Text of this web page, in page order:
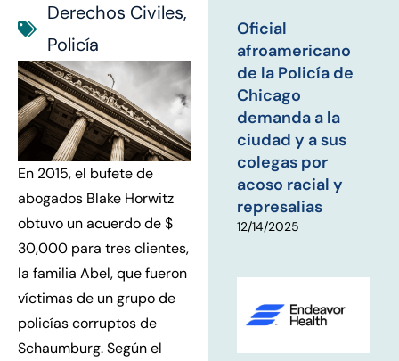
Derechos Civiles,
Policía
En 2015, el bufete de
abogados Blake Horwitz
obtuvo un acuerdo de $
30,000 para tres clientes,
la familia Abel, que fueron
víctimas de un grupo de
policías corruptos de
Schaumburg. Según el
Oficial
afroamericano
de la Policía de
Chicago
demanda a la
ciudad y a sus
colegas por
acoso racial y
represalias
12/14/2025